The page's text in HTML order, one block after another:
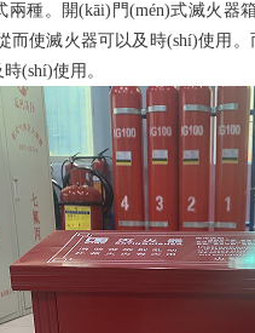
。開(kāi)門(mén)式滅火器
從而使滅火器可以及時(shí)使
使用。